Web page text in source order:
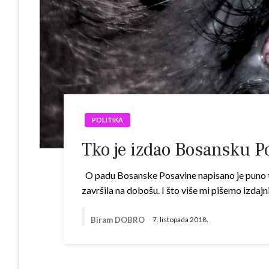
POLITIKA
Tko je izdao Bosansku
O padu Bosanske Posavine napisano je
završila na dobošu. I što više mi pišemo
Biram DOBRO 7. listopada 2018.